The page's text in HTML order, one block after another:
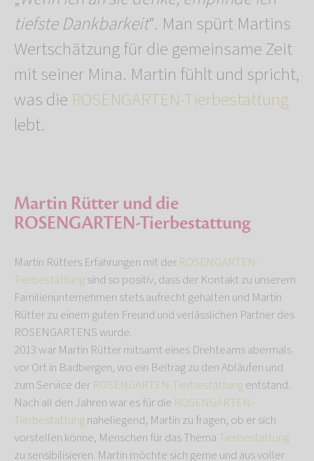
tiefste Dankbarkeit“. Man spürt Martins
Wertschätzung für die gemeinsame Zeit
mit seiner Mina. Martin fühlt und spricht,
was die ROSENGARTEN-Tierbestattung
lebt.
Martin Rütter und die
ROSENGARTEN-Tierbestattung
Martin Rütters Erfahrungen mit der ROSENGARTEN-
Tierbestattungsind so positiv, dass der Kontakt zu unserem
Familienunternehmen stets aufrecht gehalten und Martin
Rütter zu einem guten Freund und verlässlichen Partner des
ROSENGARTENS wurde.
2013 war Martin Rütter mitsamt eines Drehteams abermals
vor Ort in Badbergen, wo ein Beitrag zu den Abläufen und
zum Service der ROSENGARTEN-Tierbestattungentstand.
Nach all den Jahren war es für die ROSENGARTEN-
Tierbestattungnaheliegend, Martin zu fragen, ob er sich
vorstellen könne, Menschen für das Thema Tierbestattung
zu sensibilisieren. Martin möchte sich gerne und aus voller